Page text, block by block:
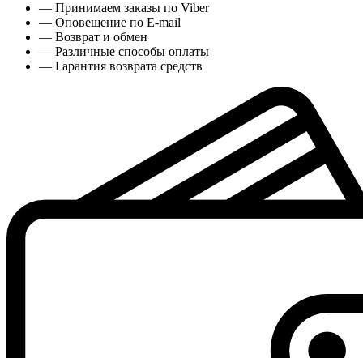
— Принимаем заказы по Viber
— Оповещение по E-mail
— Возврат и обмен
— Различные способы оплаты
— Гарантия возврата средств